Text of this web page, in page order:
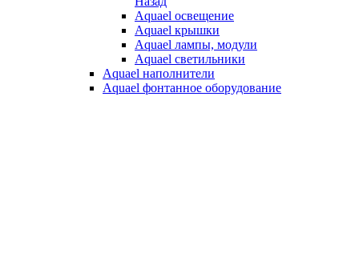
Aquael освещение
Aquael крышки
Aquael лампы, модули
Aquael светильники
Aquael наполнители
Aquael фонтанное оборудование